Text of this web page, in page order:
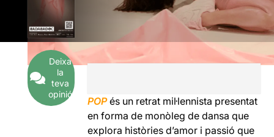
Deixa
la
teva
opinió
POPés un retrat mil·lennista presentat
en forma de monòleg de dansa que
explora històries d’amor i passió que